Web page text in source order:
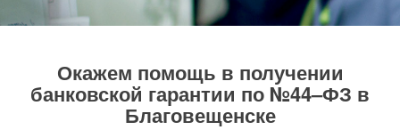
Окажем помощь в получении
банковской гарантии по №44–ФЗ в
Благовещенске